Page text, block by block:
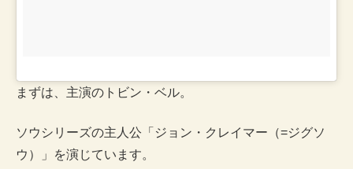
まずは、主演のトビン・ベル。
ソウシリーズの主人公「ジョン・クレイマー（=ジグソ
ウ）」を演じています。